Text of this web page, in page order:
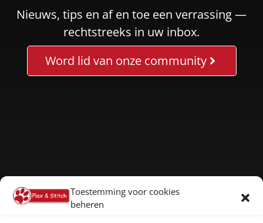
Toestemming voor cookies
beheren
Nieuws, tips en af en toe een verrassing —
rechtstreeks in uw inbox.
Word lid van onze community